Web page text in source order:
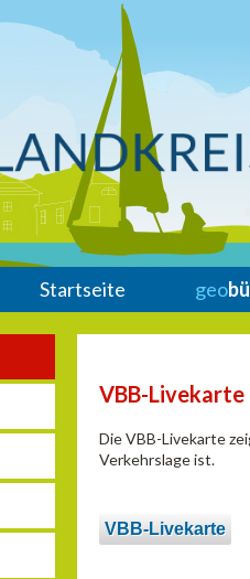
Startseite geo
VBB-Livekarte
Die VBB-Livekarte
Verkehrslage ist.
VBB-Livekarte